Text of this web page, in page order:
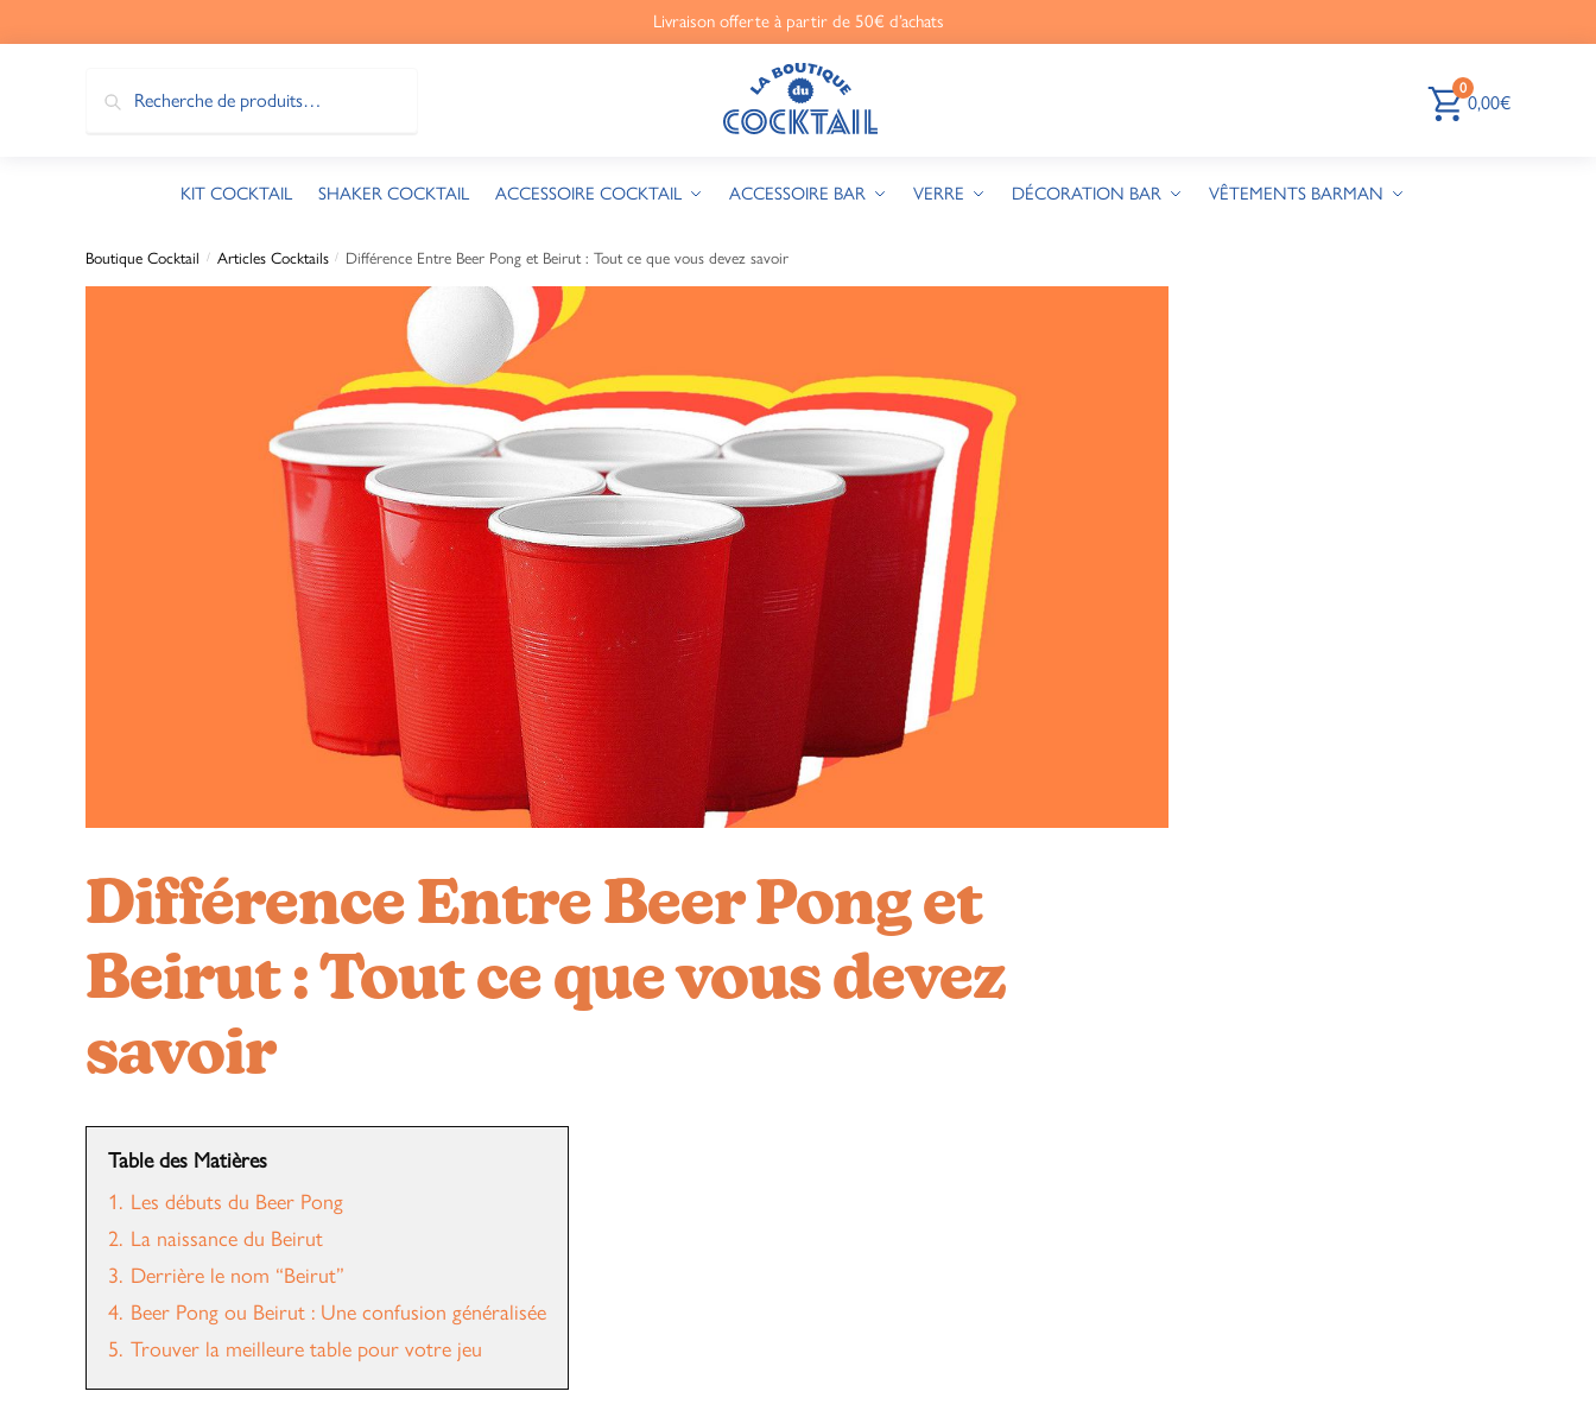
Livraison offerte à partir de 50€ d’achats
0
0,00€
KIT COCKTAIL SHAKER COCKTAIL ACCESSOIRE COCKTAIL ACCESSOIRE BAR VERRE DÉCORATION BAR VÊTEMENTS BARMAN
Boutique Cocktail / Articles Cocktails / Différence Entre Beer Pong et Beirut : Tout ce que vous devez savoir
Différence Entre Beer Pong et
Beirut : Tout ce que vous devez
savoir
Table des Matières
1. Les débuts du Beer Pong
2. La naissance du Beirut
3. Derrière le nom “Beirut”
4. Beer Pong ou Beirut : Une confusion généralisée
5. Trouver la meilleure table pour votre jeu